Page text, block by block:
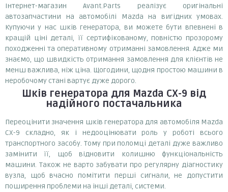
Інтернет-магазин Avant.Parts реалізує оригінальні
автозапчастини на автомобілі Mazda на вигідних умовах.
Купуючи у нас шків генератора, ви можете бути впевнені в
кращій ціні деталі, її сертифікованому, повністю прозорому
походженні та оперативному отриманні замовлення. Адже ми
знаємо, що швидкість отримання замовлення для клієнтів не
менш важлива, ніж ціна. Щогодини, щодня простою машини в
неробочому стані вартує дуже дорого.
Шків генератора для Mazda CX-9 від
надійного постачальника
Переоцінити значення шків генератора для автомобіля Mazda
CX-9 складно, як і недооцінювати роль у роботі всього
транспортного засобу. Тому при поломці деталі дуже важливо
замінити її, щоб відновити колишню функціональність
машини. Також не варто забувати про регулярну діагностику
вузла, щоб вчасно помітити перші сигнали, не допустити
поширення проблеми на інші деталі, системи.